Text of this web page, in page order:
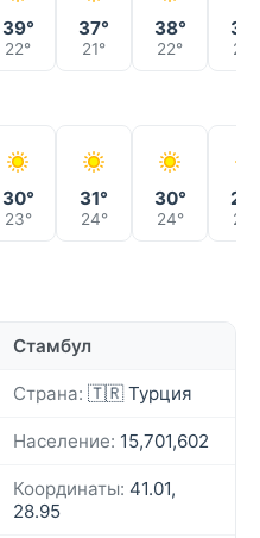
39°
22°
37°
21°
38°
22° 26°
30°
23°
31°
24°
30°
24°
27°
23°
Стамбул
Страна: 🇹🇷 Турция
Население: 15,701,602
Координаты: 41.01,
28.95